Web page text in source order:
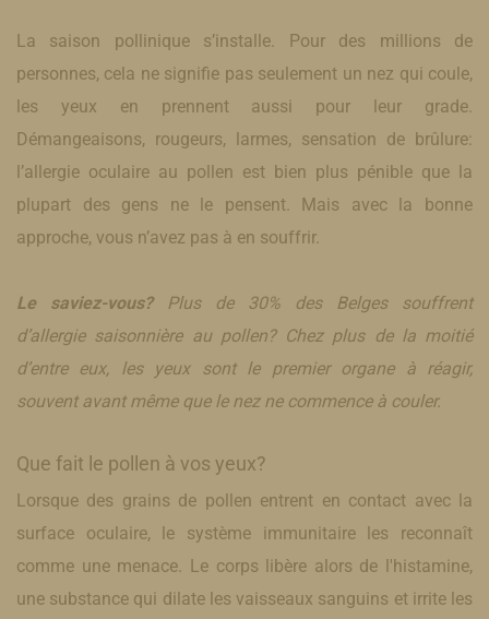
La saison pollinique s’installe. Pour des millions de
personnes, cela ne signifie pas seulement un nez qui coule,
les yeux en prennent aussi pour leur grade.
Démangeaisons, rougeurs, larmes, sensation de brûlure:
l’allergie oculaire au pollen est bien plus pénible que la
plupart des gens ne le pensent. Mais avec la bonne
approche, vous n’avez pas à en souffrir.
Le saviez-vous?Plus de 30% des Belges souffrent
d’allergie saisonnière au pollen? Chez plus de la moitié
d’entre eux, les yeux sont le premier organe à réagir,
souvent avant même que le nez ne commence à couler.
Que fait le pollen à vos yeux?
​Lorsque des grains de pollen entrent en contact avec la
surface oculaire, le système immunitaire les reconnaît
comme une menace. Le corps libère alors de l'histamine,
une substance qui dilate les vaisseaux sanguins et irrite les